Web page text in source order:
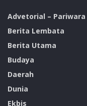
Advetorial – Pariwara
Berita Lembata
Berita Utama
Budaya
Daerah
Dunia
Ekbis